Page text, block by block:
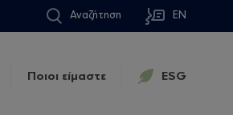
Αναζήτηση EN
Ποιοι είμαστε ESG